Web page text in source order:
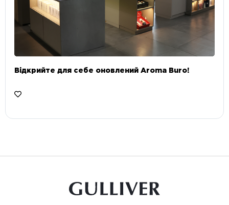
Відкрийте для себе оновлений Aroma Buro! ⠀